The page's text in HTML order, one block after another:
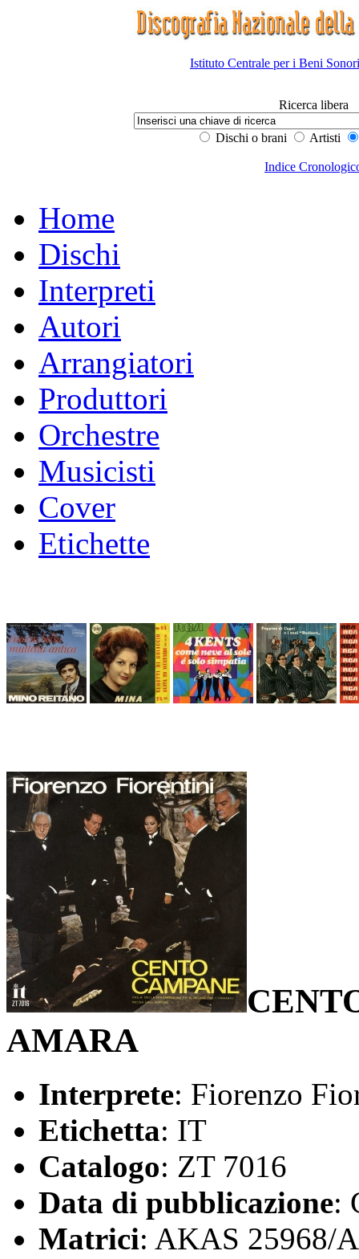
Istituto Centrale per i Beni
Ricerca libera
Dischi o brani Artisti
Indice
Home
Dischi
Interpreti
Autori
Arrangiatori
Produttori
Orchestre
Musicisti
Cover
Etichette
AMARA
Interprete: Fiorenzo
Etichetta: IT
Catalogo: ZT 7016
Data di pubblicazione:
Matrici: AKAS 25968/